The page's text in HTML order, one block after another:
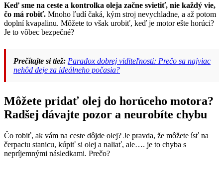
Keď sme na ceste a kontrolka oleja začne svietiť, nie každý vie,
čo má robiť. Mnoho ľudí čaká, kým stroj nevychladne, a až potom
doplní kvapalinu. Môžete to však urobiť, keď je motor ešte horúci?
Je to vôbec bezpečné?
Prečítajte si tiež: Paradox dobrej viditeľnosti: Prečo sa najviac
nehôd deje za ideálneho počasia?
Môžete pridať olej do horúceho motora?
Radšej dávajte pozor a neurobíte chybu
Čo robiť, ak vám na ceste dôjde olej? Je pravda, že môžete ísť na
čerpaciu stanicu, kúpiť si olej a naliať, ale…. je to chyba s
nepríjemnými následkami. Prečo?